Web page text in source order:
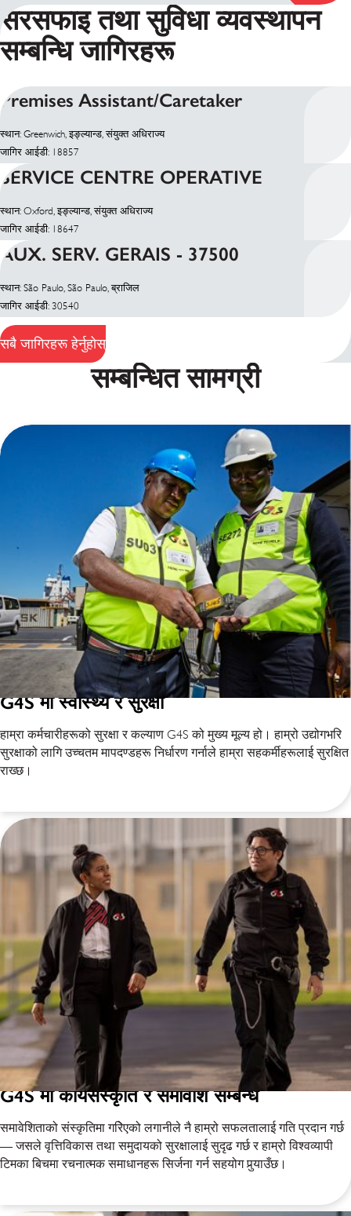
सरसफाइ तथा सुविधा व्यवस्थापन
सम्बन्धि जागिरहरू
Premises Assistant/Caretaker
स्थान: Greenwich, इङ्ल्यान्ड, संयुक्त अधिराज्य
जागिर आईडी: 18857
SERVICE CENTRE OPERATIVE
स्थान: Oxford, इङ्ल्यान्ड, संयुक्त अधिराज्य
जागिर आईडी: 18647
AUX. SERV. GERAIS - 37500
स्थान: São Paulo, São Paulo, ब्राजिल
जागिर आईडी: 30540
सबै जागिरहरू हेर्नुहोस्
सम्बन्धित सामग्री
G4S मा स्वास्थ्य र सुरक्षा
हाम्रा कर्मचारीहरूको सुरक्षा र कल्याण G4S को मुख्य मूल्य हो। हाम्रो उद्योगभरि
सुरक्षाको लागि उच्चतम मापदण्डहरू निर्धारण गर्नाले हाम्रा सहकर्मीहरूलाई सुरक्षित
राख्छ।
G4S मा कार्यसंस्कृति र समावेशि सम्बन्ध
समावेशिताको संस्कृतिमा गरिेएको लगानीले नै हाम्रो सफलतालाई गति प्रदान गर्छ
— जसले वृत्तिविकास तथा समुदायको सुरक्षालाई सुदृढ गर्छ र हाम्रो विश्वव्यापी
टिमका बिचमा रचनात्मक समाधानहरू सिर्जना गर्न सहयोग पुर्‍याउँछ।